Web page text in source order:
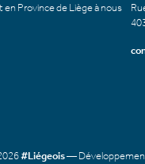
Province de Liège à nous
#Liégeois—